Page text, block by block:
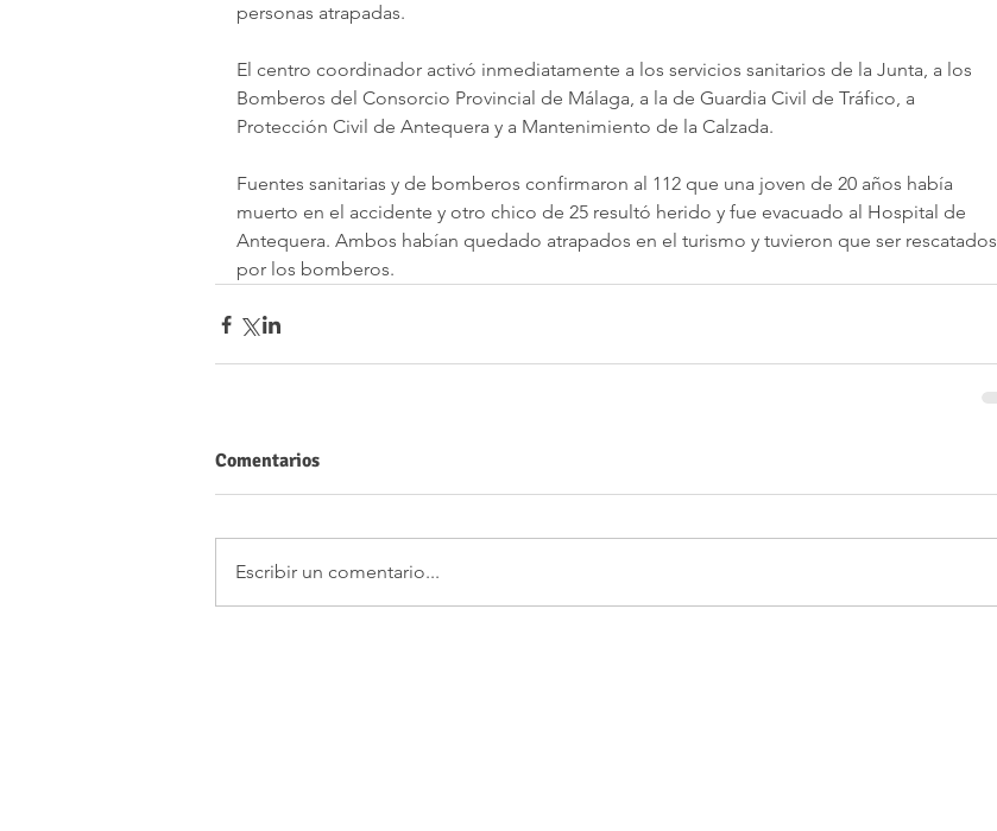
personas atrapadas.
El centro coordinador activó inmediatamente a los servicios sanitarios de la Junta, a los
Bomberos del Consorcio Provincial de Málaga, a la de Guardia Civil de Tráfico, a
Protección Civil de Antequera y a Mantenimiento de la Calzada.
Fuentes sanitarias y de bomberos confirmaron al 112 que una joven de 20 años había
muerto en el accidente y otro chico de 25 resultó herido y fue evacuado al Hospital de
Antequera. Ambos habían quedado atrapados en el turismo y tuvieron que ser rescatados
por los bomberos.
Comentarios
Escribir un comentario...